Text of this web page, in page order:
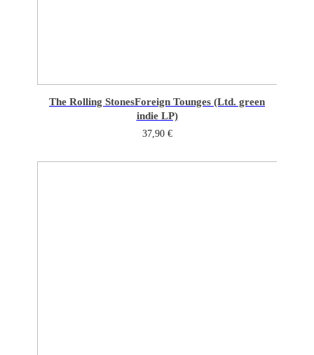
The Rolling StonesForeign Tounges (Ltd. green
indie LP)
37,90 €